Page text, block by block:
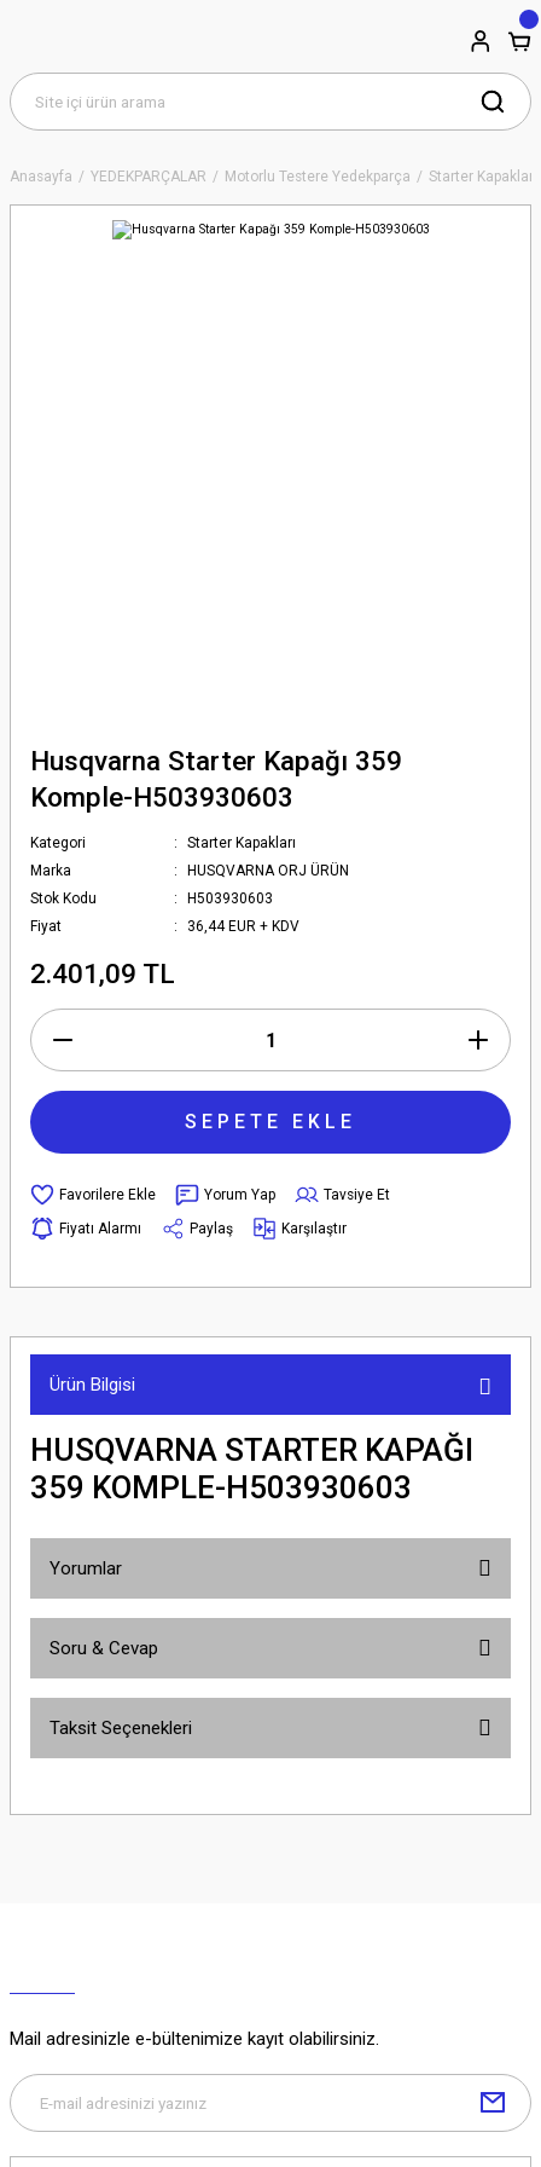
Anasayfa YEDEKPARÇALAR Motorlu Testere Yedekparça Starter Kapakları
Husqvarna Starter Kapağı 359
Komple-H503930603
Kategori
Starter Kapakları
Marka
HUSQVARNA ORJ ÜRÜN
Stok Kodu
H503930603
Fiyat
36,44 EUR + KDV
2.401,09 TL
SEPETE EKLE
Yorum Yap
Tavsiye Et
Fiyatı Alarmı
Paylaş Karşılaştır
Ürün Bilgisi
HUSQVARNA STARTER KAPAĞI
359 KOMPLE-H503930603
Yorumlar
Soru & Cevap
Soru Sor
Taksit Seçenekleri
Mail adresinizle e-bültenimize kayıt olabilirsiniz.